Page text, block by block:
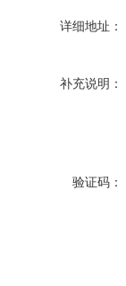
详细地址：
补充说明：
验证码：